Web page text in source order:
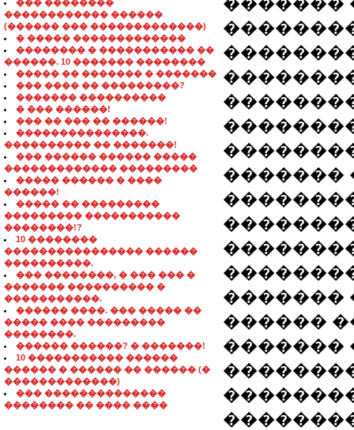
��� ��������
������������ ������
(������ ��� �������������)
� ����� �������������
�������� � ����������� ��
������. 10 ������� ��������
����� �� ������� � �������
��� ���� �� ���������?
������� ����������
� ��� ������!
��� �� ��� �� ������!
���������������.
���������� �� �������!
��� ������ ������ �����
������������� ���������
����� ������ � ����
������!
����� �� ���������
��������� �����������
��������!?
10 ��������
���������������� ������
����������.
��� ��������, � ��� ��� �
������� ���������� �
�����������.
������ ����. ��� ����� ��
����� ���� ���������
��������.
������ ������? � �������!
10 ����������� ������
������ � ������ �� ������ (�
�������������)
��� ��������������
�������� �� ���� ����
�������
�������
������
�������